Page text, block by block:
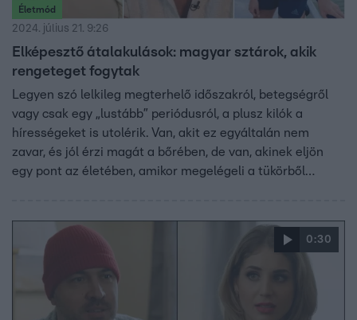
Életmód
2024. július 21. 9:26
Elképesztő átalakulások: magyar sztárok, akik
rengeteget fogytak
Legyen szó lelkileg megterhelő időszakról, betegségről
vagy csak egy „lustább” periódusról, a plusz kilók a
hírességeket is utolérik. Van, akit ez egyáltalán nem
zavar, és jól érzi magát a bőrében, de van, akinek eljön
egy pont az életében, amikor megelégeli a tükörből
átalakulásait, és azt is, kinél mi hozta el ezt a
fordulópontot.
0:30